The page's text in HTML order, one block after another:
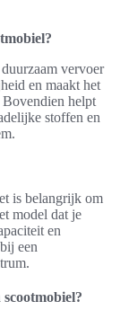
vervoer
en maakt het
Bovendien helpt
stoffen en
is belangrijk om
model dat je
en
een